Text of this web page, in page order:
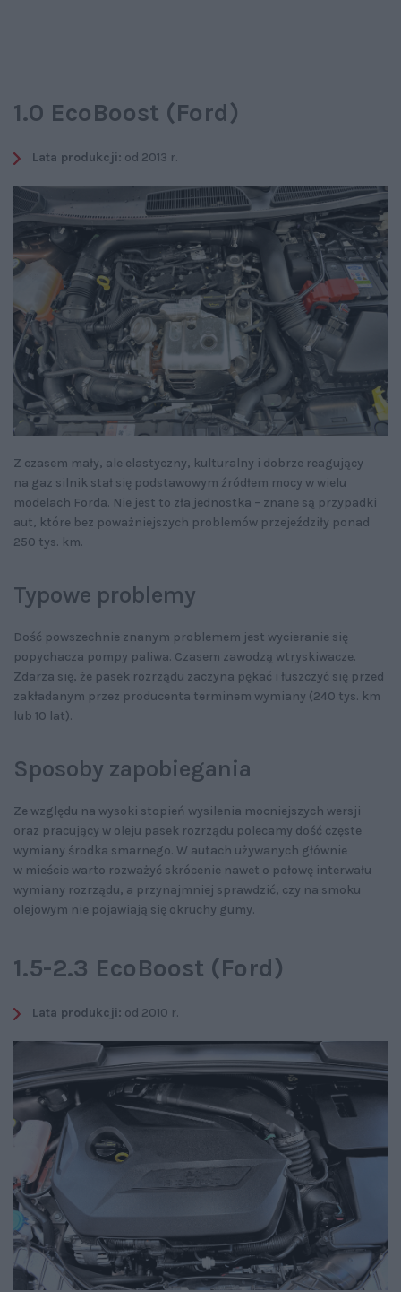
1.0 EcoBoost (Ford)
Lata produkcji: od 2013 r.
Z czasem mały, ale elastyczny, kulturalny i dobrze reagujący
na gaz silnik stał się podstawowym źródłem mocy w wielu
modelach Forda. Nie jest to zła jednostka – znane są przypadki
aut, które bez poważniejszych problemów przejeździły ponad
250 tys. km.
Typowe problemy
Dość powszechnie znanym problemem jest wycieranie się
popychacza pompy paliwa. Czasem zawodzą wtryskiwacze.
Zdarza się, że pasek rozrządu zaczyna pękać i łuszczyć się przed
zakładanym przez producenta terminem wymiany (240 tys. km
lub 10 lat).
Sposoby zapobiegania
Ze względu na wysoki stopień wysilenia mocniejszych wersji
oraz pracujący w oleju pasek rozrządu polecamy dość częste
wymiany środka smarnego. W autach używanych głównie
w mieście warto rozważyć skrócenie nawet o połowę interwału
wymiany rozrządu, a przynajmniej sprawdzić, czy na smoku
olejowym nie pojawiają się okruchy gumy.
1.5-2.3 EcoBoost (Ford)
Lata produkcji: od 2010 r.